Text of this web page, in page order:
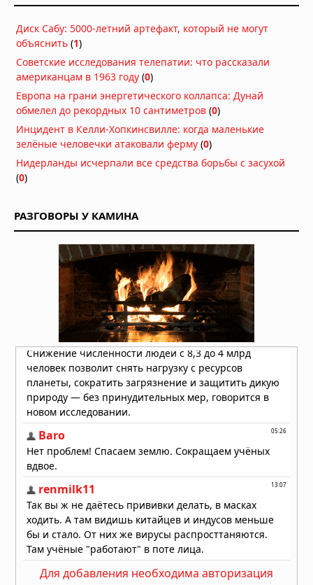
близнецов указывают на внеземное
Вчера в 07:30
Басаджаун: повелитель лесов,
научивший басков земледелию и
металлургии
Легенда хопи о людях-муравьях,
переживших апокалипсис
звёздные врата: загадки ледяного
континента
05.08.2026 в 07:54
Расшифрованный свиток рассказал
о последних часах Платона
05.08.2026 в 07:15
В Румынии нашли пещеру,
запечатанную 5,5 миллиона лет:
внутри оказался живой мир, никогда
не видевший солнца
05.08.2026 в 07:11
Диск Сабу: 5000-летний артефакт, который не могут
объяснить (1)
Советские исследования телепатии: что рассказали
американцам в 1963 году (0)
Европа на грани энергетического коллапса: Дунай
обмелел до рекордных 10 сантиметров (0)
Инцидент в Келли-Хопкинсвилле: когда маленькие
зелёные человечки атаковали ферму (0)
Нидерланды исчерпали все средства борьбы с засухой
(0)
РАЗГОВОРЫ У КАМИНА
Для добавления необходима авторизация